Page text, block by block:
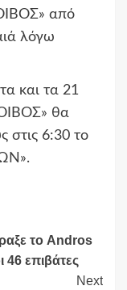
από
λόγω
και τα 21
θα
στις 6:30 το
το Andros
46 επιβάτες
Next